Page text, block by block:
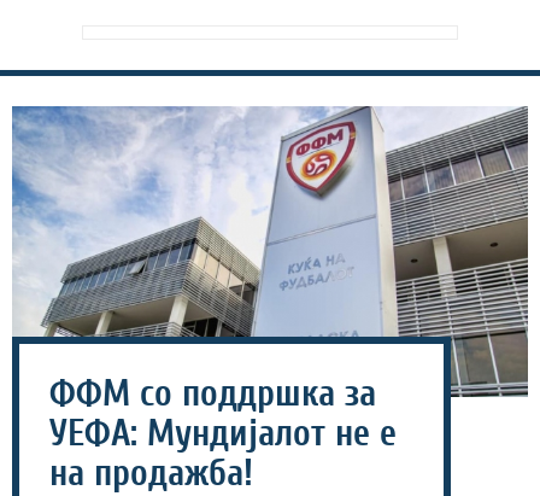
ФФМ со поддршка за
УЕФА: Мундијалот не е
на продажба!